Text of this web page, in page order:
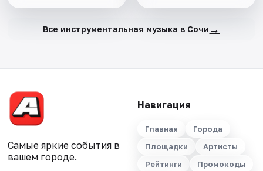
Все инструментальная музыка в Сочи →
Самые яркие события в
вашем городе.
Навигация
Главная
Города
Площадки
Артисты
Рейтинги
Промокоды